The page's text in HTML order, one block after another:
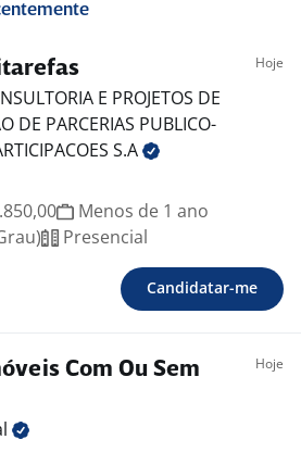
Hoje
E PROJETOS DE
DE PARCERIAS PUBLICO-
S.A
Menos de 1 ano
Presencial
Candidatar-me
Com Ou Sem
Hoje